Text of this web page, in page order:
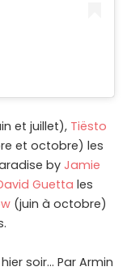
et juillet), Tiësto
et octobre) les
by Jamie
Guetta les
(juin à octobre)
soir… Par Armin